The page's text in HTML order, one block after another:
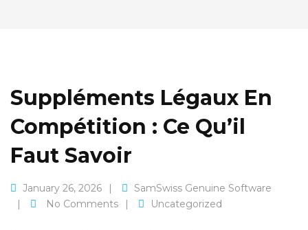
Suppléments Légaux En
Compétition : Ce Qu’il
Faut Savoir
January 26, 2026
SamSwiss Genuine Software
Uncategorized
No Comments